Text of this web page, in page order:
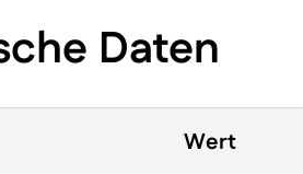
Daten
Wert